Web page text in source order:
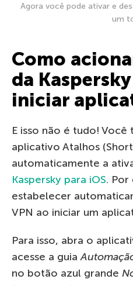
Agora você pode ativar e
um
Como
da
iniciar
E isso não é tudo!
aplicativo Atalhos
automaticamente a
Kaspersky para iOS.
estabelecer
VPN ao iniciar um
Para isso, abra o
acesse a guia
no botão azul grande